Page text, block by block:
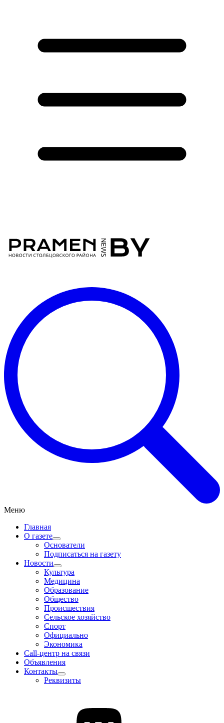
Меню
Главная
О газете
Основатели
Подписаться на газету
Новости
Культура
Медицина
Образование
Общество
Происшествия
Сельское хозяйство
Спорт
Официально
Экономика
Call-центр на связи
Объявления
Контакты
Реквизиты